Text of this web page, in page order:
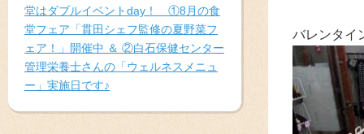
堂はダブルイベントday！ ①8月の食
堂フェア「貫田シェフ監修の夏野菜フ
ェア！」開催中 ＆ ②白石保健センター
管理栄養士さんの「ウェルネスメニュ
ー」実施日です♪
バレンタイ